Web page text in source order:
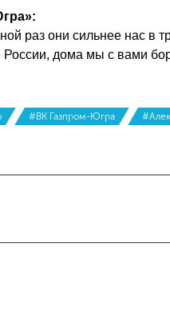
раз они сильнее нас в
России, дома мы с вами
#ВК Газпром-Югра